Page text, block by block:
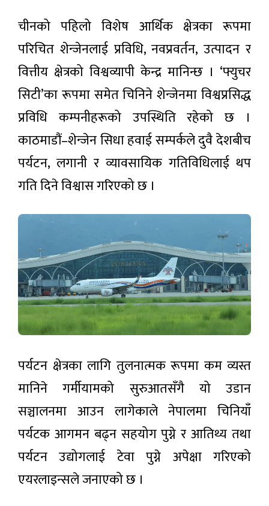
आग्रह
बस्दै
२ घण्टा अगाडी
लोकप्रिय
समाचार
देशभर
वर्षाको
सम्भावना,
अपनाउन
आग्रह
३ घण्टा अगाडी
वीरगन्ज
नाकाबाट
आयात
आयल
निगमको
आग्रह
मुलुकमा ८
सुरुङमार्ग
निर्माणाधीन,
२३ वटा
अध्ययनको
क्रममा :
सिद्धबाबा
सुरुङ
ल्याइने
२ घण्टा अगाडी
कागजात
प्रमाणीकरण
अनलाइनबाटै:
भदौ १
गतेदेखि
‘नेपाल ई-
एटेस्टेसन
प्रणाली’ पूर्ण
रूपमा
सञ्चालनमा
आउने
चलचित्र
‘झिँगेदाउ–
२’ को
टिजर
सार्वजनिक
२ घण्टा अगाडी
चीनको पहिलो विशेष आर्थिक क्षेत्रका रूपमा
परिचित शेन्जेनलाई प्रविधि, नवप्रवर्तन, उत्पादन र
वित्तीय क्षेत्रको विश्वव्यापी केन्द्र मानिन्छ । ‘फ्युचर
सिटी’का रूपमा समेत चिनिने शेन्जेनमा विश्वप्रसिद्ध
प्रविधि कम्पनीहरूको उपस्थिति रहेको छ ।
काठमाडौं–शेन्जेन सिधा हवाई सम्पर्कले दुवै देशबीच
पर्यटन, लगानी र व्यावसायिक गतिविधिलाई थप
गति दिने विश्वास गरिएको छ ।
पर्यटन क्षेत्रका लागि तुलनात्मक रूपमा कम व्यस्त
मानिने गर्मीयामको सुरुआतसँगै यो उडान
सञ्चालनमा आउन लागेकाले नेपालमा चिनियाँ
पर्यटक आगमन बढ्न सहयोग पुग्ने र आतिथ्य तथा
पर्यटन उद्योगलाई टेवा पुग्ने अपेक्षा गरिएको
एयरलाइन्सले जनाएको छ ।